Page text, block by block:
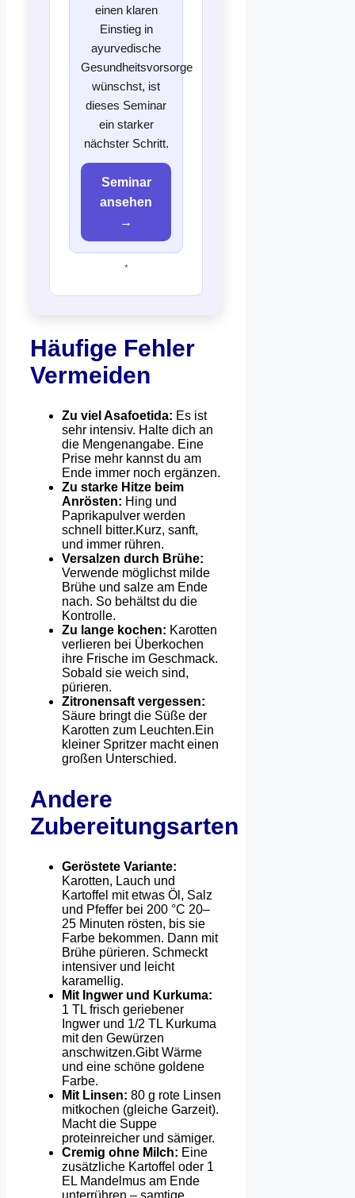
einen klaren
Einstieg in
ayurvedische
Gesundheitsvorsorge
wünschst, ist
dieses Seminar
ein starker
nächster Schritt.
Seminar
ansehen
→
*
Häufige Fehler
Vermeiden
Zu viel Asafoetida: Es ist
sehr intensiv. Halte dich an
die Mengenangabe. Eine
Prise mehr kannst du am
Ende immer noch ergänzen.
Zu starke Hitze beim
Anrösten: Hing und
Paprikapulver werden
schnell bitter.Kurz, sanft,
und immer rühren.
Versalzen durch Brühe:
Verwende möglichst milde
Brühe und salze am Ende
nach. So behältst du die
Kontrolle.
Zu lange kochen: Karotten
verlieren bei Überkochen
ihre Frische im Geschmack.
Sobald sie weich sind,
pürieren.
Zitronensaft vergessen:
Säure bringt die Süße der
Karotten zum Leuchten.Ein
kleiner Spritzer macht einen
großen Unterschied.
Andere
Zubereitungsarten
Geröstete Variante:
Karotten, Lauch und
Kartoffel mit etwas Öl, Salz
und Pfeffer bei 200 °C 20–
25 Minuten rösten, bis sie
Farbe bekommen. Dann mit
Brühe pürieren. Schmeckt
intensiver und leicht
karamellig.
Mit Ingwer und Kurkuma:
1 TL frisch geriebener
Ingwer und 1/2 TL Kurkuma
mit den Gewürzen
anschwitzen.Gibt Wärme
und eine schöne goldene
Farbe.
Mit Linsen: 80 g rote Linsen
mitkochen (gleiche Garzeit).
Macht die Suppe
proteinreicher und sämiger.
Cremig ohne Milch: Eine
zusätzliche Kartoffel oder 1
EL Mandelmus am Ende
unterrühren – samtige